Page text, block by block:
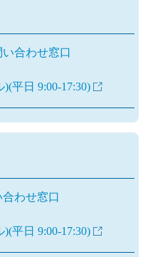
合わせ窓口
)(平日 9:00-17:30)
合わせ窓口
)(平日 9:00-17:30)